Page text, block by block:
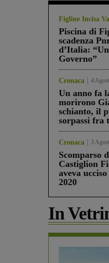
Figline Incisa
Piscina di
scadenza
d’Italia:
Governo”
Cronaca 4
Un anno fa
morirono
schianto, il
sorpassi fra
Cronaca 3
Scomparso
Castiglion
aveva
2020
In